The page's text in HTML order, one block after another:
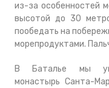
из-за особенностей
высотой до 30
пообедать на
морепродуктами.
В Баталье мы
монастырь Санта-